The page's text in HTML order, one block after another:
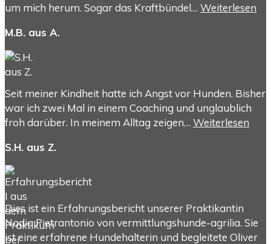
um mich herum. Sogar das Kraftbündel… Weiterlesen
M.B. aus A.
Seit meiner Kindheit hatte ich Angst vor Hunden. Bisher
war ich zwei Mal in einem Coaching und unglaublich
froh darüber. In meinem Alltag zeigen… Weiterlesen
S.H. aus Z.
Dies ist ein Erfahrungsbericht unserer Praktikantin
Nadia Pietrantonio von vermittlungshunde-agrilia. Sie
ist eine erfahrene Hundehalterin und begleitete Oliver